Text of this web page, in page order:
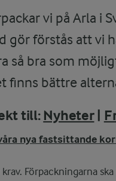
vi på Arla i
gör förstås att vi
så bra som
finns bättre
till: Nyheter|
nya fastsittande
Förpackningarna